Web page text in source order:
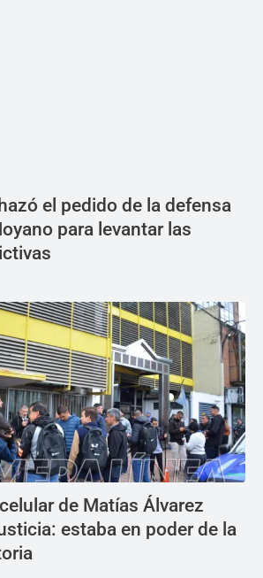
el pedido de la defensa
para levantar las
de Matías Álvarez
estaba en poder de la